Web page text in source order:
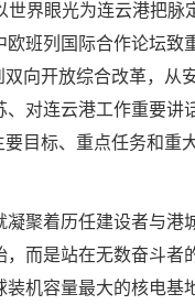
世界眼光为连云港把
欧班列国际合作论坛
双向开放综合改革，
对连云港工作重要
要目标、重点任务和
凝聚着历任建设者与
而是站在无数奋斗
机容量最大的核电